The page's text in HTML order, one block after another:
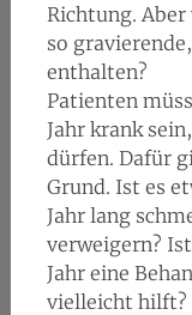
Richtung.
so
enthalten?
Patienten
Jahr krank
dürfen. Dafür
Grund. Ist es
Jahr lang
verweigern?
Jahr eine
vielleicht hilft?